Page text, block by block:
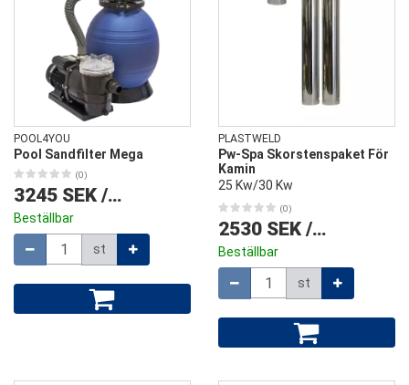
POOL4YOU
Pool Sandfilter Mega
(0)
3245 SEK / st
Beställbar
st
PLASTWELD
Pw-Spa Skorstenspaket För
Kamin
25 Kw/30 Kw
(0)
2530 SEK / st
Beställbar
st